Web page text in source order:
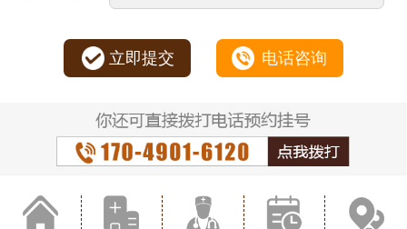
立即提交 电话咨询